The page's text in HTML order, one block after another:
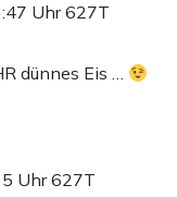
Uhr627T
dünnes Eis …
Uhr627T